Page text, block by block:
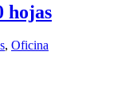
hojas
, Oficina